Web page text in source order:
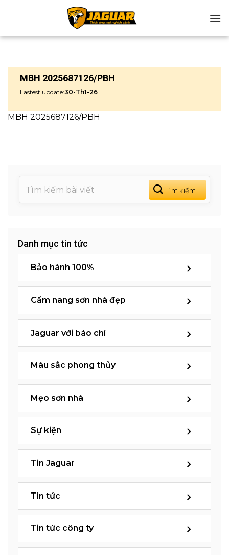
MBH 2025687126/PBH
Lastest update:30-Th1-26
MBH 2025687126/PBH
Danh mục tin tức
Bảo hành 100%
Cẩm nang sơn nhà đẹp
Jaguar với báo chí
Màu sắc phong thủy
Mẹo sơn nhà
Sự kiện
Tin Jaguar
Tin tức
Tin tức công ty